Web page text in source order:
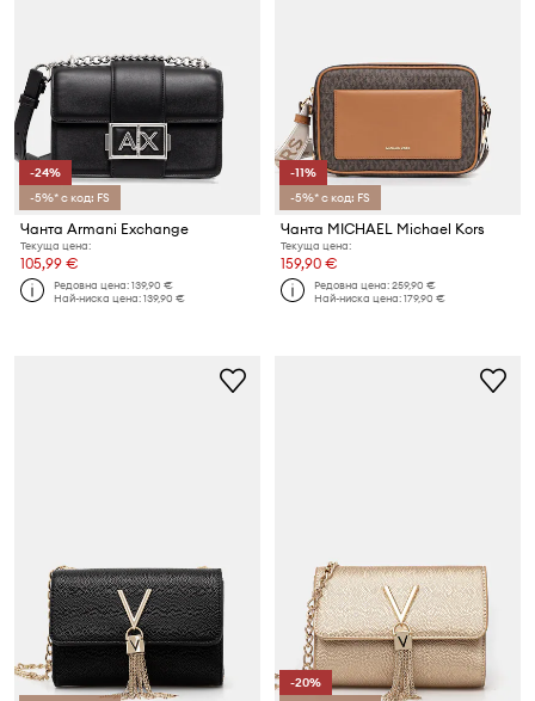
-24%
-5%* с код: FS
Чанта Armani Exchange
Текуща цена:
105,99 €
Редовна цена:139,90 €
Най-ниска цена:139,90 €
-11%
-5%* с код: FS
Чанта MICHAEL Michael Kors
Текуща цена:
159,90 €
Редовна цена:259,90 €
Най-ниска цена:179,90 €
-20%